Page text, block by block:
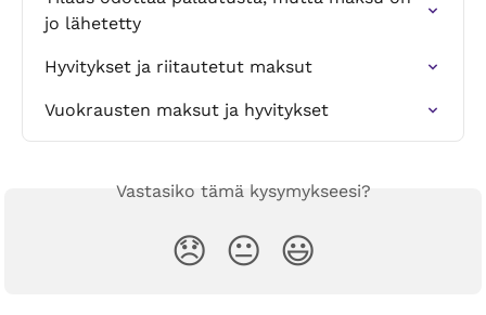
jo lähetetty
Hyvitykset ja riitautetut maksut
Vuokrausten maksut ja hyvitykset
Vastasiko tämä kysymykseesi?
😞 😐 😃